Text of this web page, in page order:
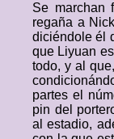
Se marchan
regaña a
diciéndole él
que Liyuan
todo, y al
partes el
pin del
al estadio,